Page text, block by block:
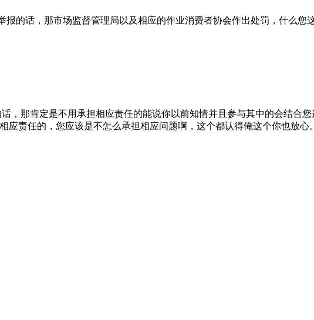
报的话，那市场监督管理局以及相应的作业消费者协会作出处罚，什么
，那肯定是不用承担相应责任的能说你以前知情并且参与其中的会结合
应责任的，您应该是不怎么承担相应问题啊，这个都认得俺这个你也放心。